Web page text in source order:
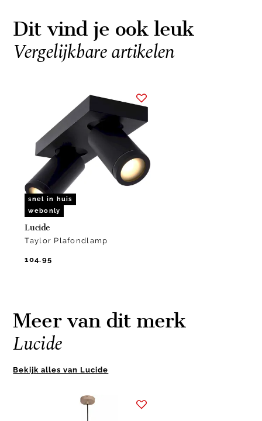
Dit vind je ook leuk
Vergelijkbare artikelen
snel in huis
webonly
Lucide
Taylor Plafondlamp
104.95
Meer van dit merk
Lucide
Bekijk alles van Lucide